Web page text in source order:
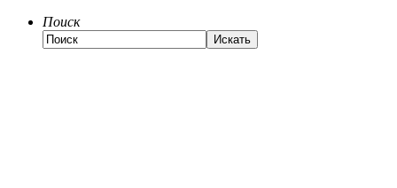
Поиск
Искать